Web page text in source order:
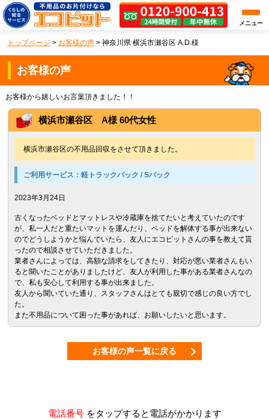
メニュー
トップページ > お客様の声 > 神奈川県 横浜市瀬谷区 A.D.様
お客様の声
お客様から嬉しいお言葉頂きました！！
横浜市瀬谷区 A様 60代女性
横浜市瀬谷区の不用品回収をさせて頂きました。
ご利用サービス：軽トラックパック / Sパック
2023年3月24日
古くなったベッドとマットレスや冷蔵庫を捨てたいと考えていたのです
が、私一人だと重たいマットを運んだり、ベッドを解体する事が出来ない
のでどうしようかと悩んでいたら、友人にエコピットさんの事を教えて貰
ったので相談させていただきました。
業者さんによっては、高額な請求をしてきたり、対応が悪い業者さんもい
ると聞いたことがありましたけど、友人が利用した事がある業者さんなの
で、私も安心して利用する事が出来ました。
友人から聞いていた通り、スタッフさんはとても親切で感じの良い方でし
た。
また不用品について困った事があれば、お願いしたいと思います。
お客様の声一覧に戻る
電話番号をタップすると電話がかかります